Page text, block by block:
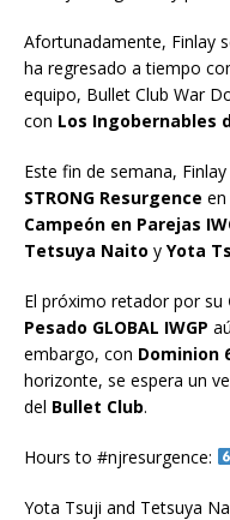
Afortunadamente, Finlay
ha regresado a tiempo
equipo, Bullet Club War
con Los Ingobernables
Este fin de semana,
STRONG Resurgence en
Campeón en Parejas
Tetsuya Naito y Yota
El próximo retador por su
Pesado GLOBAL IWGP
embargo, con Dominion
horizonte, se espera un
del Bullet Club.
Hours to #njresurgence:
Yota Tsuji and Tetsuya